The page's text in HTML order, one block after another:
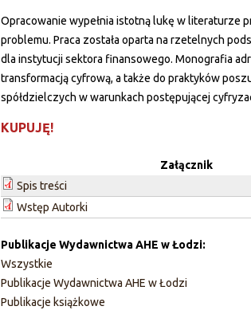
Opracowanie wypełnia istotną lukę w literaturze
problemu. Praca została oparta na rzetelnych
dla instytucji sektora finansowego. Monografia
transformacją cyfrową, a także do praktyków
spółdzielczych w warunkach postępującej
KUPUJĘ!
Załącznik
Spis treści
Wstęp Autorki
Publikacje Wydawnictwa AHE w Łodzi:
Wszystkie
Publikacje Wydawnictwa AHE w Łodzi
Publikacje książkowe